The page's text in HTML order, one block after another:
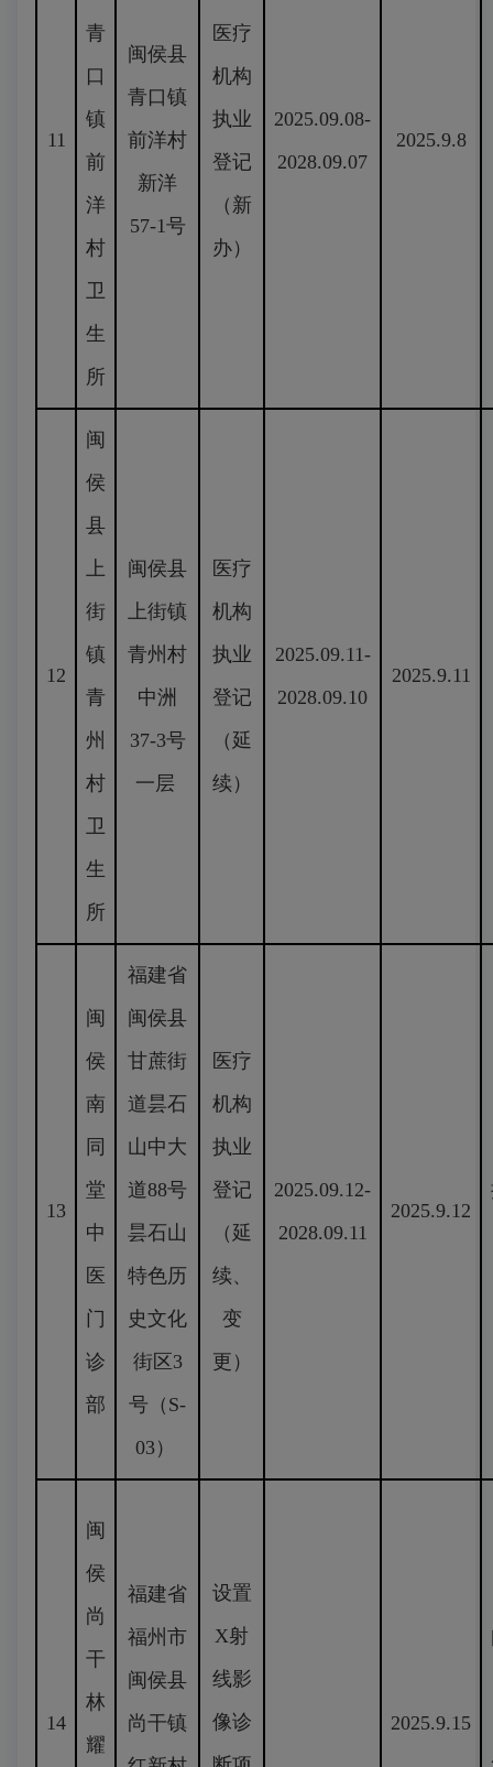
11
青
口
镇
前
洋
村
卫
生
所
闽侯县
青口镇
前洋村
新洋
57-1号
医疗
机构
执业
登记
（新
办）
2025.09.08-
2028.09.07
2025.9.8
12
闽
侯
县
上
街
镇
青
州
村
卫
生
所
闽侯县
上街镇
青州村
中洲
37-3号
一层
医疗
机构
执业
登记
（延
续）
2025.09.11-
2028.09.10
2025.9.11
13
闽
侯
南
同
堂
中
医
门
诊
部
福建省
闽侯县
甘蔗街
道昙石
山中大
道88号
昙石山
特色历
史文化
街区3
号（S-
03）
医疗
机构
执业
登记
（延
续、
变
更）
2025.09.12-
2028.09.11
2025.9.12
14
闽
侯
尚
干
林
耀
福建省
福州市
闽侯县
尚干镇
设置
X射
线影
像诊
2025.9.15